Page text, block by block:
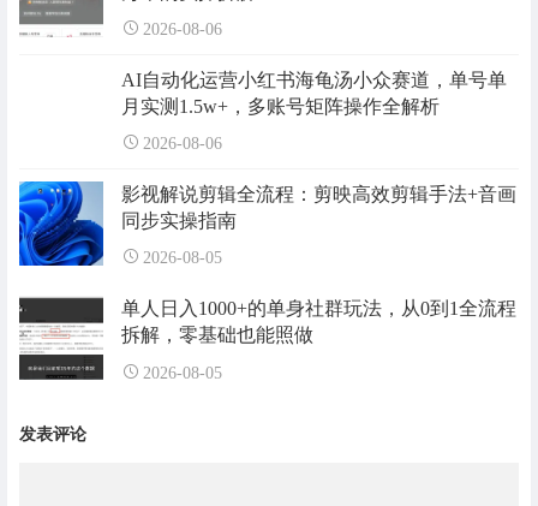
2026-08-06
AI自动化运营小红书海龟汤小众赛道，单号单
月实测1.5w+，多账号矩阵操作全解析
2026-08-06
影视解说剪辑全流程：剪映高效剪辑手法+音画
同步实操指南
2026-08-05
单人日入1000+的单身社群玩法，从0到1全流程
拆解，零基础也能照做
2026-08-05
发表评论